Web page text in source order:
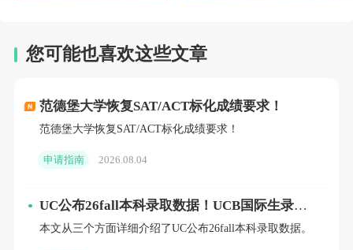
护理学是其中最为普及的分支之一，它不仅为
于中等偏上。此外，该领域还包含了语言病理
学、音乐治疗、公共卫生等更多元化的方向，
能够满足不同学生个性化的职业规划。有数据
预计将有显著增长，且该行业受经济周期波动
的影响相对较小，因此成为了许多学生心中追
您可能也喜欢这些文章
范德堡大学恢复SAT/ACT标化成绩要求！
范德堡大学恢复SAT/ACT标化成绩要求！
申请指南 2026.08.04
UC公布26fall本科录取数据！UCB国际生录取
率跌至5.4%，UCLA扩招明显
本文从三个方面详细介绍了UC公布26fall本科录取数据。